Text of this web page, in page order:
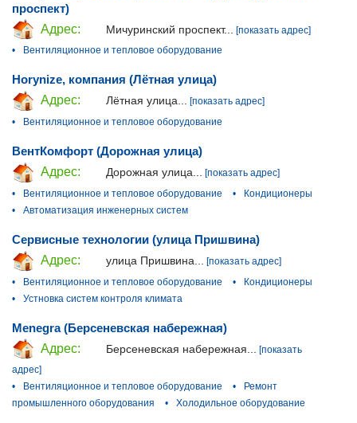
проспект)
Адрес:
Мичуринский проспект...
[показать адрес]
•
Вентиляционное и тепловое оборудование
Horynize, компания (Лётная улица)
Адрес:
Лётная улица... [показать адрес]
•
Вентиляционное и тепловое оборудование
ВентКомфорт (Дорожная улица)
Адрес:
Дорожная улица...
[показать адрес]
•
Вентиляционное и тепловое оборудование •
Кондиционеры
•
Автоматизация инженерных систем
Сервисные технологии (улица Пришвина)
Адрес:
улица Пришвина...
[показать адрес]
•
Вентиляционное и тепловое оборудование •
Кондиционеры
•
Устновка систем контроля климата
Menegra (Берсеневская набережная)
Адрес:
Берсеневская набережная...
[показать
адрес]
•
Вентиляционное и тепловое оборудование •
Ремонт
промышленного оборудования
• Холодильное оборудование